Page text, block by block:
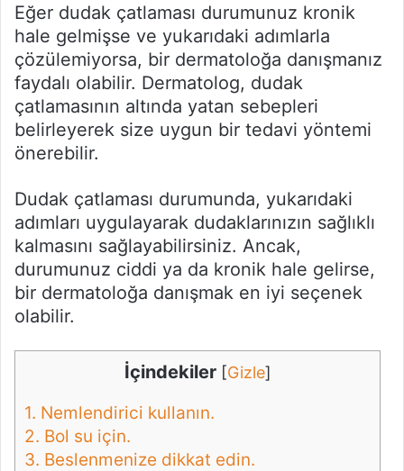
Eğer dudak çatlaması durumunuz kronik
hale gelmişse ve yukarıdaki adımlarla
çözülemiyorsa, bir dermatoloğa danışmanız
faydalı olabilir. Dermatolog, dudak
çatlamasının altında yatan sebepleri
belirleyerek size uygun bir tedavi yöntemi
önerebilir.
Dudak çatlaması durumunda, yukarıdaki
adımları uygulayarak dudaklarınızın sağlıklı
kalmasını sağlayabilirsiniz. Ancak,
durumunuz ciddi ya da kronik hale gelirse,
bir dermatoloğa danışmak en iyi seçenek
olabilir.
İçindekiler [Gizle]
1. Nemlendirici kullanın.
2. Bol su için.
3. Beslenmenize dikkat edin.